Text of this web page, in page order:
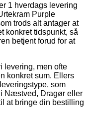
1 hverdags levering
Purple
trods alt antager at
konkret tidspunkt, så
betjent forud for at
levering, men ofte
konkret sum. Ellers
som
Næstved, Dragør eller
at bringe din bestilling